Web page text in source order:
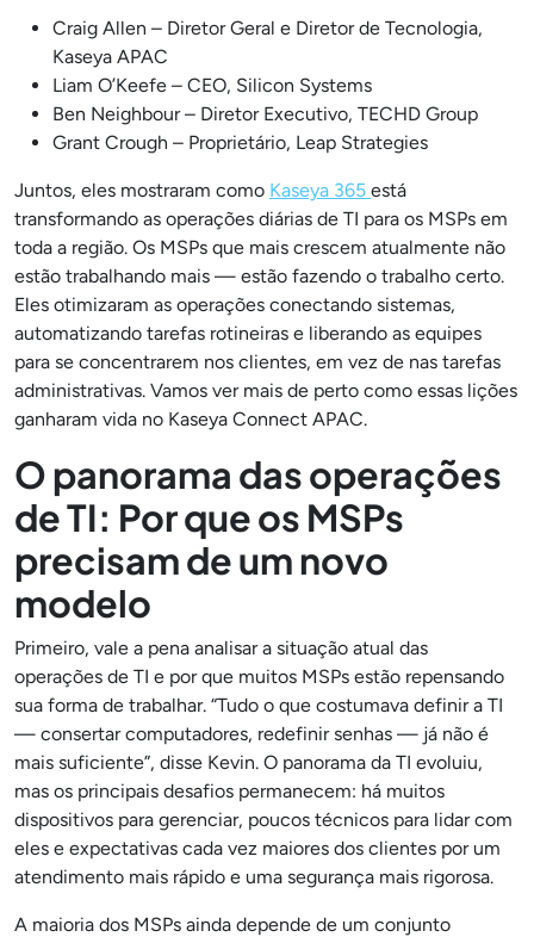
Craig Allen – Diretor Geral e Diretor de Tecnologia,
Kaseya APAC
Liam O’Keefe – CEO, Silicon Systems
Ben Neighbour – Diretor Executivo, TECHD Group
Grant Crough – Proprietário, Leap Strategies
Juntos, eles mostraram como Kaseya 365 está
transformando as operações diárias de TI para os MSPs em
toda a região. Os MSPs que mais crescem atualmente não
estão trabalhando mais — estão fazendo o trabalho certo.
Eles otimizaram as operações conectando sistemas,
automatizando tarefas rotineiras e liberando as equipes
para se concentrarem nos clientes, em vez de nas tarefas
administrativas. Vamos ver mais de perto como essas lições
ganharam vida no Kaseya Connect APAC.
O panorama das operações
de TI: Por que os MSPs
precisam de um novo
modelo
Primeiro, vale a pena analisar a situação atual das
operações de TI e por que muitos MSPs estão repensando
sua forma de trabalhar. “Tudo o que costumava definir a TI
— consertar computadores, redefinir senhas — já não é
mais suficiente”, disse Kevin. O panorama da TI evoluiu,
mas os principais desafios permanecem: há muitos
dispositivos para gerenciar, poucos técnicos para lidar com
eles e expectativas cada vez maiores dos clientes por um
atendimento mais rápido e uma segurança mais rigorosa.
A maioria dos MSPs ainda depende de um conjunto